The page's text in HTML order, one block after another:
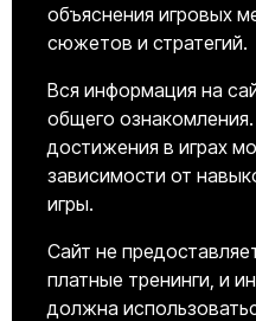
объяснения игровых
сюжетов и стратегий.
Вся информация на
общего ознакомления.
достижения в играх
зависимости от
игры.
Сайт не
платные тренинги, и
должна